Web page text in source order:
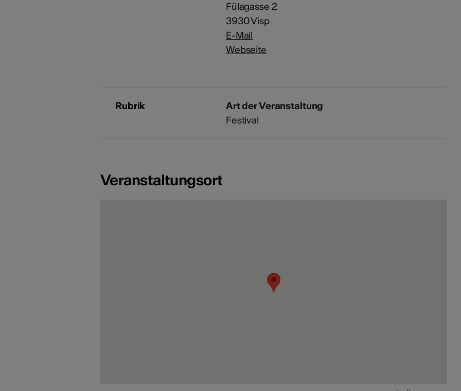
Fülagasse 2
3930 Visp
E-Mail
Webseite
Rubrik
Art der Veranstaltung
Festival
Veranstaltungsort